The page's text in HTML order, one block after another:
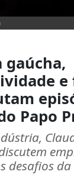
Papo
desafios